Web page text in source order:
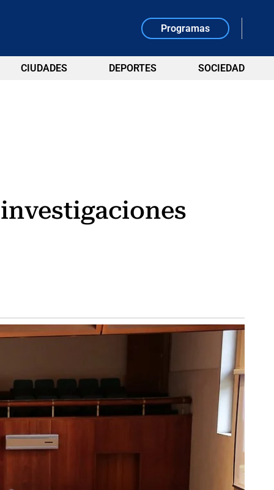
Programas
CIUDADES DEPORTES SOCIEDAD